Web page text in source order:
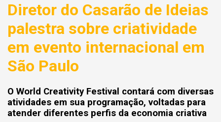
Diretor do Casarão de Ideias
palestra sobre criatividade
em evento internacional em
São Paulo
O World Creativity Festival contará com diversas
atividades em sua programação, voltadas para
atender diferentes perfis da economia criativa